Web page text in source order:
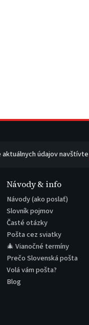
údajov navštívte
Návody & info
Návody (ako poslať)
Slovník pojmov
Časté otázky
Pošta cez sviatky
🎄 Vianočné termíny
Prečo Slovenská pošta
Volá vám pošta?
Blog